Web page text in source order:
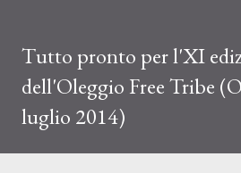
Tutto pronto per l'XI
dell'Oleggio Free Tribe
luglio 2014)